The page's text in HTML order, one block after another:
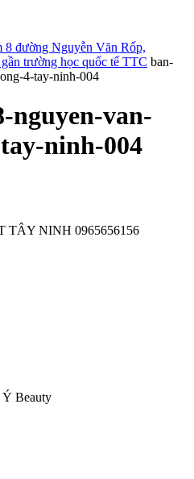
8 đường Nguyễn Văn Rốp,
trường học quốc tế TTC ban-
4-tay-ninh-004
nguyen-van-
ninh-004
NINH 0965656156
Beauty